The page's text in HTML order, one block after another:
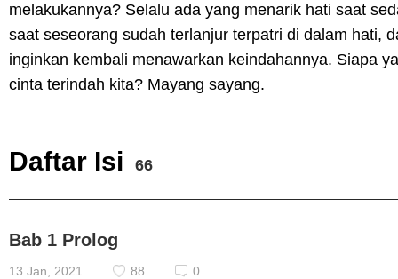
melakukannya? Selalu ada yang menarik hati saat
saat seseorang sudah terlanjur terpatri di dalam hati,
inginkan kembali menawarkan keindahannya. Siapa
cinta terindah kita? Mayang sayang.
Daftar Isi 66
Bab 1 Prolog
13 Jan, 2021 88 0